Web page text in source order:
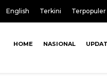
English Terkini Terpopuler
HOME NASIONAL